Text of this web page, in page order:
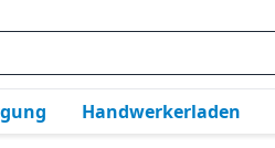
Handwerkerladen